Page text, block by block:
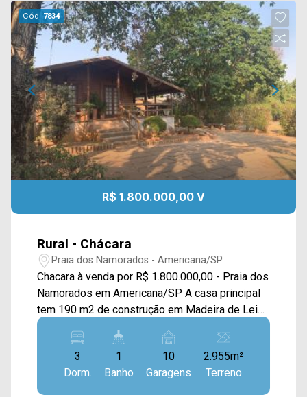
Cód.7834
R$ 1.800.000,00 V
Rural - Chácara
Praia dos Namorados - Americana/SP
Chacara à venda por R$ 1.800.000,00 - Praia dos
Namorados em Americana/SP A casa principal
tem 190 m2 de construção em Madeira de Lei
Massaranduba. É dividida em dormitórios, Sala
de estar com lareira, Sala de Jantar integrada
com a cozinha, Sala de TV. Piscina 12x6 com
azulejo. Conta com uma grande variedade de
frutas no pomar, (4 Qualidades de Manga, 3
3
Dorm.
1
Banho
10
Garagens
2.955m²
Terreno